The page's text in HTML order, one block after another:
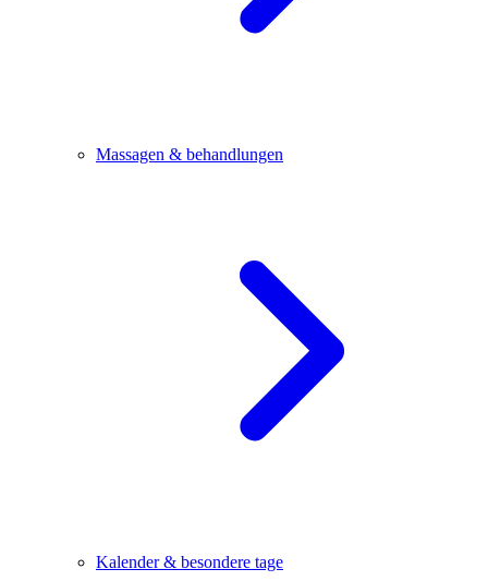
Massagen & behandlungen
Kalender & besondere tage